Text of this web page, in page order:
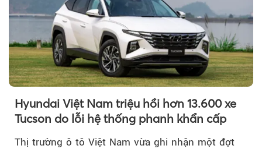
Hyundai Việt Nam triệu hồi hơn 13.600 xe
Tucson do lỗi hệ thống phanh khẩn cấp
Thị trường ô tô Việt Nam vừa ghi nhận một đợt